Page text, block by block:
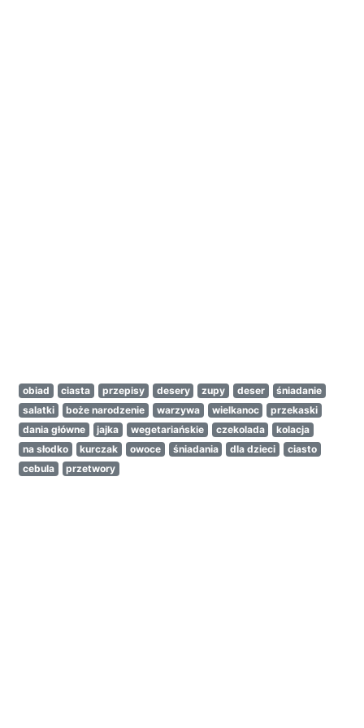
obiad ciasta przepisy desery zupy deser
śniadanie
salatki
boże narodzenie warzywa wielkanoc
przekaski
dania główne
jajka wegetariańskie czekolada
kolacja
na słodko
kurczak owoce śniadania dla dzieci
ciasto
cebula
przetwory